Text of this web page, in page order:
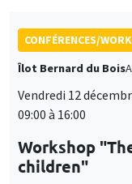
CONFÉRENCES/
Îlot Bernard du Bois
Vendredi 12
09:00 à 16:00
Workshop
children"